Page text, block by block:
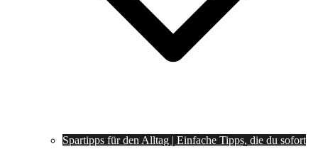
Spartipps für den Alltag | Einfache Tipps, die du sofort